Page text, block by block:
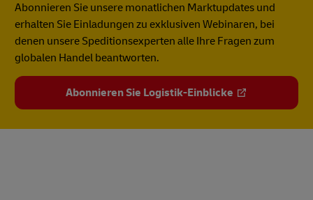
Abonnieren Sie unsere monatlichen Marktupdates und
erhalten Sie Einladungen zu exklusiven Webinaren, bei
denen unsere Speditionsexperten alle Ihre Fragen zum
globalen Handel beantworten.
Abonnieren Sie Logistik-Einblicke